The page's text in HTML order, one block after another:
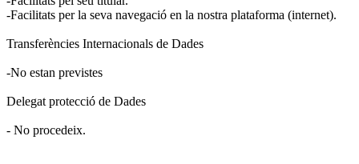
-Facilitats per la seva navegació en la nostra plataforma (internet).
Transferències Internacionals de Dades
-No estan previstes
Delegat protecció de Dades
- No procedeix.